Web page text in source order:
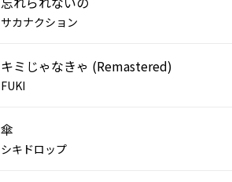
サカナクション
キミじゃなきゃ (Remastered)
FUKI
傘
シキドロップ